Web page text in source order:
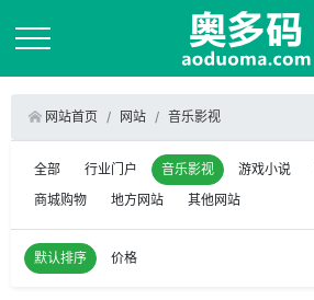
网站首页 网站 音乐影视
全部 行业门户 音乐影视 游戏小说
商城购物
地方网站 其他网站
默认排序 价格